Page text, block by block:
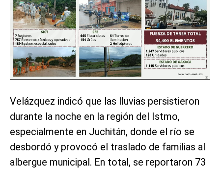
Velázquez indicó que las lluvias persistieron
durante la noche en la región del Istmo,
especialmente en Juchitán, donde el río se
desbordó y provocó el traslado de familias al
albergue municipal. En total, se reportaron 73